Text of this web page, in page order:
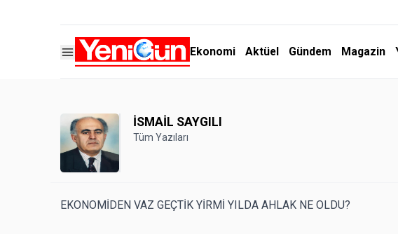
Ekonomi Aktüel Gündem Magazin
İSMAİL SAYGILI
Tüm Yazıları
EKONOMİDEN VAZ GEÇTİK YİRMİ YILDA AHLAK NE OLDU?